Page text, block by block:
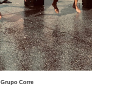
Grupo Corre